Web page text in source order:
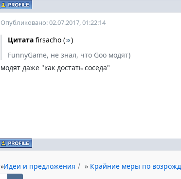
Опубликовано: 02.07.2017, 01:22:14
Цитата firsacho (
)
FunnyGame, не знал, что Goo модят)
модят даже "как достать соседа"
»Идеи и предложения » Крайние меры по